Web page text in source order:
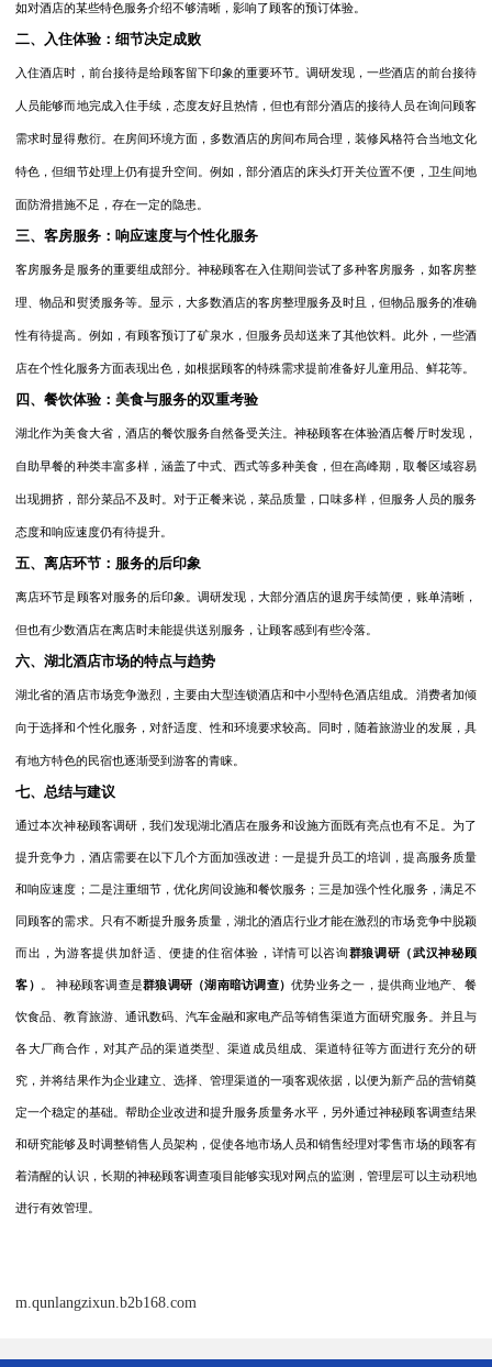
如对酒店的某些特色服务介绍不够清晰，影响了顾客的预订体验。
二、入住体验：细节决定成败
入住酒店时，前台接待是给顾客留下印象的重要环节。调研发现，一些酒店的前台接待
人员能够而地完成入住手续，态度友好且热情，但也有部分酒店的接待人员在询问顾客
需求时显得敷衍。在房间环境方面，多数酒店的房间布局合理，装修风格符合当地文化
特色，但细节处理上仍有提升空间。例如，部分酒店的床头灯开关位置不便，卫生间地
面防滑措施不足，存在一定的隐患。
三、客房服务：响应速度与个性化服务
客房服务是服务的重要组成部分。神秘顾客在入住期间尝试了多种客房服务，如客房整
理、物品和熨烫服务等。显示，大多数酒店的客房整理服务及时且，但物品服务的准确
性有待提高。例如，有顾客预订了矿泉水，但服务员却送来了其他饮料。此外，一些酒
店在个性化服务方面表现出色，如根据顾客的特殊需求提前准备好儿童用品、鲜花等。
四、餐饮体验：美食与服务的双重考验
湖北作为美食大省，酒店的餐饮服务自然备受关注。神秘顾客在体验酒店餐厅时发现，
自助早餐的种类丰富多样，涵盖了中式、西式等多种美食，但在高峰期，取餐区域容易
出现拥挤，部分菜品不及时。对于正餐来说，菜品质量，口味多样，但服务人员的服务
态度和响应速度仍有待提升。
五、离店环节：服务的后印象
离店环节是顾客对服务的后印象。调研发现，大部分酒店的退房手续简便，账单清晰，
但也有少数酒店在离店时未能提供送别服务，让顾客感到有些冷落。
六、湖北酒店市场的特点与趋势
湖北省的酒店市场竞争激烈，主要由大型连锁酒店和中小型特色酒店组成。消费者加倾
向于选择和个性化服务，对舒适度、性和环境要求较高。同时，随着旅游业的发展，具
有地方特色的民宿也逐渐受到游客的青睐。
七、总结与建议
通过本次神秘顾客调研，我们发现湖北酒店在服务和设施方面既有亮点也有不足。为了
提升竞争力，酒店需要在以下几个方面加强改进：一是提升员工的培训，提高服务质量
和响应速度；二是注重细节，优化房间设施和餐饮服务；三是加强个性化服务，满足不
同顾客的需求。只有不断提升服务质量，湖北的酒店行业才能在激烈的市场竞争中脱颖
而出，为游客提供加舒适、便捷的住宿体验 ，详情可以咨询群狼调研（武汉神秘顾
客） 。 神秘顾客调查是群狼调研（湖南暗访调查）优势业务之一，提供商业地产、餐
饮食品、教育旅游、通讯数码、汽车金融和家电产品等销售渠道方面研究服务。并且与
各大厂商合作，对其产品的渠道类型、渠道成员组成、渠道特征等方面进行充分的研
究，并将结果作为企业建立、选择、管理渠道的一项客观依据，以便为新产品的营销奠
定一个稳定的基础。 帮助企业改进和提升服务质量务水平，另外通过神秘顾客调查结果
和研究能够及时调整销售人员架构，促使各地市场人员和销售经理对零售市场的顾客有
着清醒的认识，长期的神秘顾客调查项目能够实现对网点的监测，管理层可以主动积地
进行有效管理。
m.qunlangzixun.b2b168.com